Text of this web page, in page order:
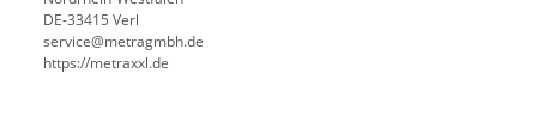
DE-33415 Verl
service@metragmbh.de
https://metraxxl.de